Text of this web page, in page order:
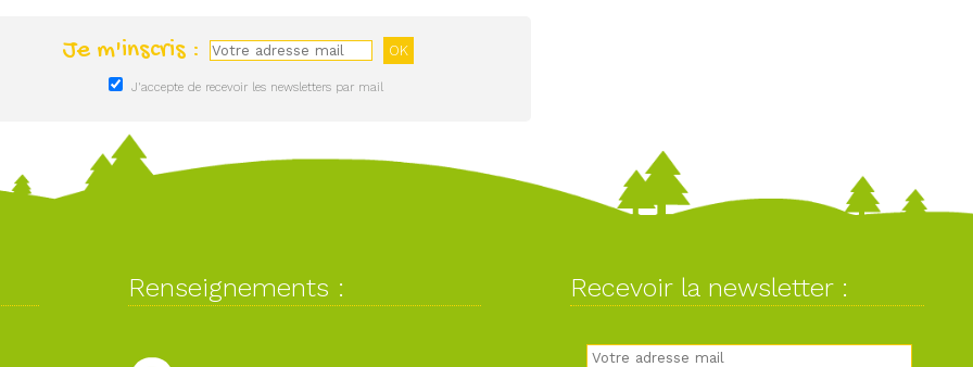
Je m'inscris :
J'accepte de recevoir les newsletters par mail
Renseignements : Recevoir la newsletter :